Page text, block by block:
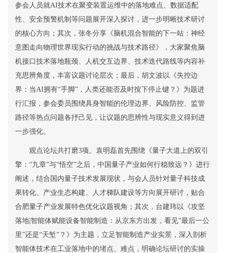
参会人员就AI技术在聚变装置运维中的落地难点、数据适配
性、安全预警机制等问题展开深入探讨，进一步明晰技术研讨
的核心方向； 其次， 张冬分享《脑机混合智能的下一站：神经
意图走向物理世界现实行动的挑战与技术路径》，大家聚焦脑
机接口技术落地瓶颈、人机交互边界、技术迭代路线等内容补
充思辨角度，丰富议题讨论层次； 最后， 胡文波以《失控边
界：当AI拥有“手脚” ，人类还能否及时按下停止键？》为题进
行汇报，参会委员围绕具身智能的伦理边界、风险防控、监管
路径等热点问题各抒己见，让议题的思辨性与现实意义得到进
一步强化。
观点论坛共打磨3项。袁明磊首先围绕《量子大道上的双引
擎： “九章”与“悟空”之后，中国量子产业如何行稳致远？》进行
阐述，结合国内量子技术发展现状，与会人员针对量子科技成
果转化、产业生态构建、人才梯队建设等方向展开研讨，贴合
合肥量子产业发展特色优化议题视角； 其次， 台建玮以《攻坚
落地 智能体赋能设备智能制造：从京东方出发，看见“最后一公
里”还是“天堑” ？》为主题，立足智能制造产业实景，深入剖析
智能体技术在工业落地中的堵点、难点，明确论坛研讨的实操